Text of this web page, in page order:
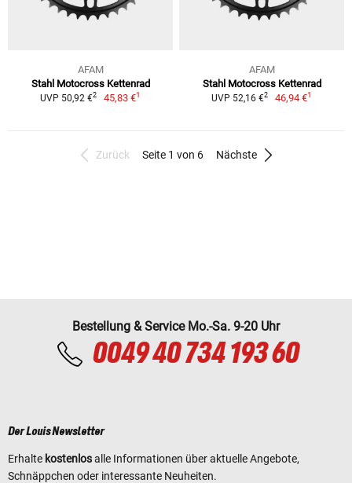
AFAM
Stahl Motocross Kettenrad
UVP 50,92 €2 45,83 €1
AFAM
Stahl Motocross Kettenrad
UVP 52,16 €2 46,94 €1
Zurück Seite 1 von 6 Nächste
Bestellung & Service Mo.-Sa. 9-20 Uhr
0049 40 734 193 60
Der Louis Newsletter
Erhalte kostenlosalle Informationen über aktuelle Angebote,
Schnäppchen oder interessante Neuheiten.